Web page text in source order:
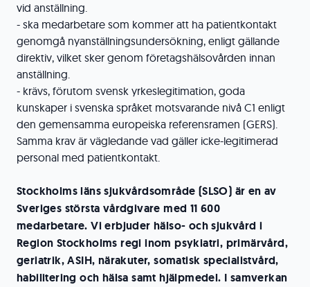
vid anställning.
- ska medarbetare som kommer att ha patientkontakt
genomgå nyanställningsundersökning, enligt gällande
direktiv, vilket sker genom företagshälsovården innan
anställning.
- krävs, förutom svensk yrkeslegitimation, goda
kunskaper i svenska språket motsvarande nivå C1 enligt
den gemensamma europeiska referensramen (GERS).
Samma krav är vägledande vad gäller icke-legitimerad
personal med patientkontakt.
Stockholms läns sjukvårdsområde (SLSO) är en av
Sveriges största vårdgivare med 11 600
medarbetare. Vi erbjuder hälso- och sjukvård i
Region Stockholms regi inom psykiatri, primärvård,
geriatrik, ASIH, närakuter, somatisk specialistvård,
habilitering och hälsa samt hjälpmedel. I samverkan